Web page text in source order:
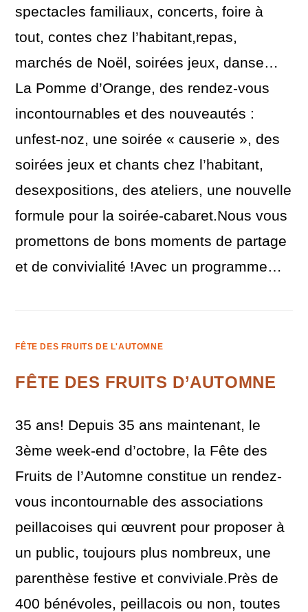
spectacles familiaux, concerts, foire à
tout, contes chez l’habitant,repas,
marchés de Noël, soirées jeux, danse…
La Pomme d’Orange, des rendez-vous
incontournables et des nouveautés :
unfest-noz, une soirée « causerie », des
soirées jeux et chants chez l’habitant,
desexpositions, des ateliers, une nouvelle
formule pour la soirée-cabaret.Nous vous
promettons de bons moments de partage
et de convivialité !Avec un programme…
FÊTE DES FRUITS DE L'AUTOMNE
FÊTE DES FRUITS D’AUTOMNE
35 ans! Depuis 35 ans maintenant, le
3ème week-end d’octobre, la Fête des
Fruits de l’Automne constitue un rendez-
vous incontournable des associations
peillacoises qui œuvrent pour proposer à
un public, toujours plus nombreux, une
parenthèse festive et conviviale.Près de
400 bénévoles, peillacois ou non, toutes